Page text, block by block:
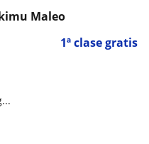
1ª clase gratis
Maleo